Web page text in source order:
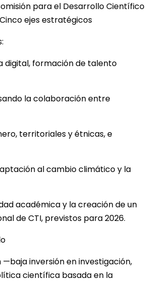
para el Desarrollo Científico
ejes estratégicos
digital, formación de talento
la colaboración entre
territoriales y étnicas, e
al cambio climático y la
académica y la creación de un
de CTI, previstos para 2026.
inversión en investigación,
científica basada en la